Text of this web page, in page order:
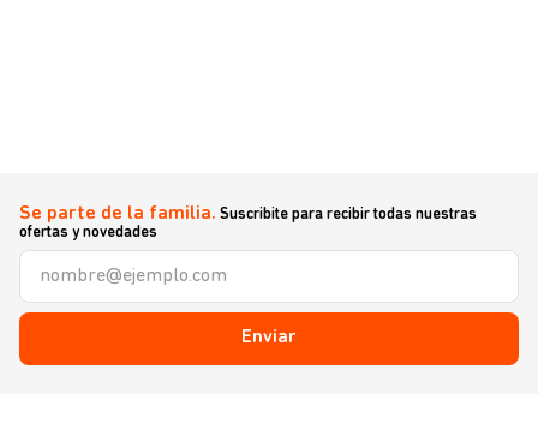
Se parte de la familia. Suscribite para recibir todas nuestras
ofertas y novedades
Enviar